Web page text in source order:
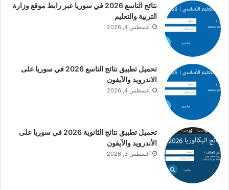
نتائج التاسع 2026 في سوريا عبر رابط موقع وزارة
التربية والتعليم
أغسطس 4, 2026
تحميل تطبيق نتائج التاسع 2026 في سوريا على
الاندرويد والآيفون
أغسطس 4, 2026
تحميل تطبيق نتائج الثانوية 2026 في سوريا على
الأندرويد والآيفون
أغسطس 3, 2026